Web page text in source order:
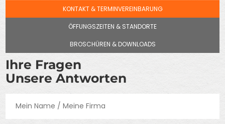
KONTAKT & TERMINVEREINBARUNG
ÖFFUNGSZEITEN & STANDORTE
BROSCHÜREN & DOWNLOADS
Ihre Fragen
Unsere Antworten